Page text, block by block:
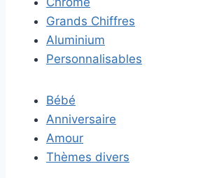
Grands Chiffres
Aluminium
Personnalisables
Bébé
Anniversaire
Amour
Thèmes divers